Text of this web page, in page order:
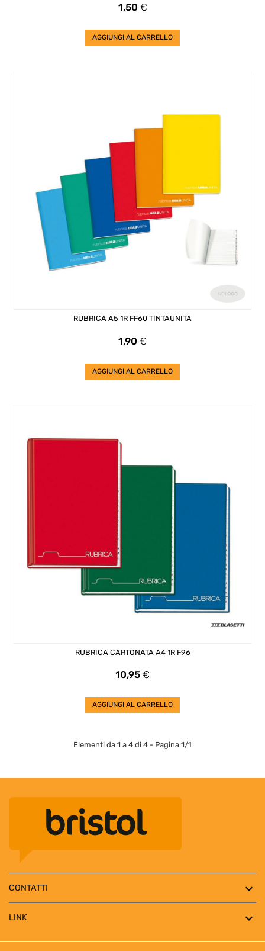
Prezzo
1,50 €
AGGIUNGI AL CARRELLO
RUBRICA A5 1R FF60 TINTAUNITA
Prezzo
1,90 €
AGGIUNGI AL CARRELLO
RUBRICA CARTONATA A4 1R F96
Prezzo
10,95 €
AGGIUNGI AL CARRELLO
Elementi da 1 a 4 di 4 - Pagina 1/1
CONTATTI 
LINK 